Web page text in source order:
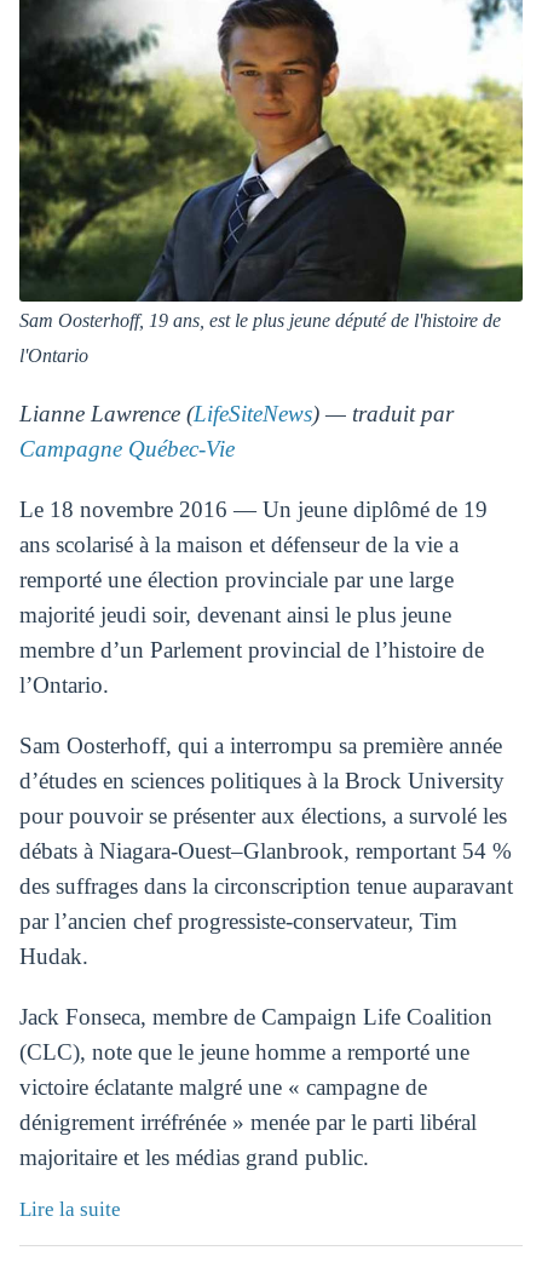
Sam Oosterhoff, 19 ans, est le plus jeune député de l'histoire de
l'Ontario
Lianne Lawrence (LifeSiteNews) — traduit par
Campagne Québec-Vie
Le 18 novembre 2016 — Un jeune diplômé de 19
ans scolarisé à la maison et défenseur de la vie a
remporté une élection provinciale par une large
majorité jeudi soir, devenant ainsi le plus jeune
membre d’un Parlement provincial de l’histoire de
l’Ontario.
Sam Oosterhoff, qui a interrompu sa première année
d’études en sciences politiques à la Brock University
pour pouvoir se présenter aux élections, a survolé les
débats à Niagara-Ouest–Glanbrook, remportant 54 %
des suffrages dans la circonscription tenue auparavant
par l’ancien chef progressiste-conservateur, Tim
Hudak.
Jack Fonseca, membre de Campaign Life Coalition
(CLC), note que le jeune homme a remporté une
victoire éclatante malgré une « campagne de
dénigrement irréfrénée » menée par le parti libéral
majoritaire et les médias grand public.
Lire la suite